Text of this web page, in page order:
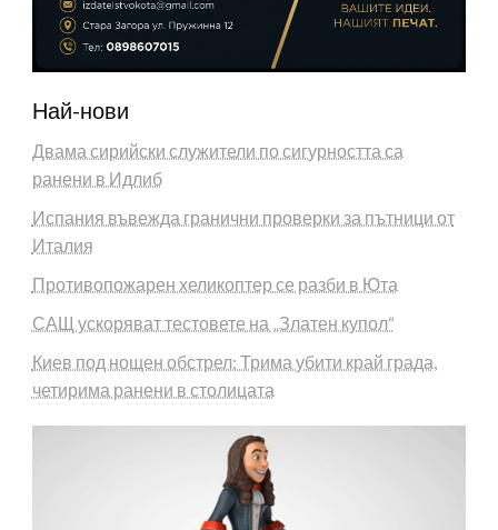
Най-нови
Двама сирийски служители по сигурността са
ранени в Идлиб
Испания въвежда гранични проверки за пътници от
Италия
Противопожарен хеликоптер се разби в Юта
САЩ ускоряват тестовете на „Златен купол“
Киев под нощен обстрел: Трима убити край града,
четирима ранени в столицата